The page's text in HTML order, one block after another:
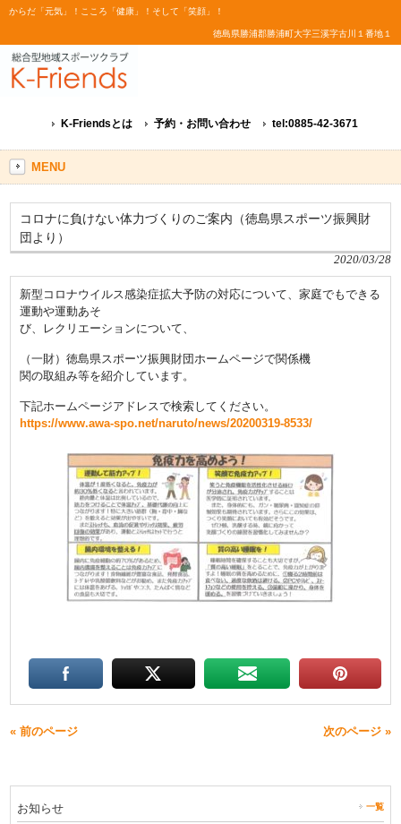
からだ「元気」！こころ「健康」！そして「笑顔」！
徳島県勝浦郡勝浦町大字三溪字古川１番地１
K-Friendsとは 予約・お問い合わせ tel:0885-42-3671
MENU
コロナに負けない体力づくりのご案内（徳島県スポーツ振興財
団より）
2020/03/28
新型コロナウイルス感染症拡大予防の対応について、家庭でもできる
運動や運動あそ
び、レクリエーションについて、
（一財）徳島県スポーツ振興財団ホームページで関係機
関の取組み等を紹介しています。
下記ホームページアドレスで検索してください。
https://www.awa-spo.net/naruto/news/20200319-8533/
« 前のページ 次のページ »
お知らせ 一覧